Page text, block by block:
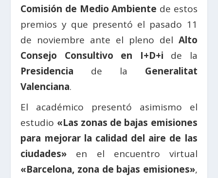
Comisión de Medio Ambiente de estos
premios y que presentó el pasado 11
de noviembre ante el pleno del Alto
Consejo Consultivo en I+D+i de la
Presidencia de la Generalitat
Valenciana.
El académico presentó asimismo el
estudio «Las zonas de bajas emisiones
para mejorar la calidad del aire de las
ciudades» en el encuentro virtual
«Barcelona, zona de bajas emisiones»,